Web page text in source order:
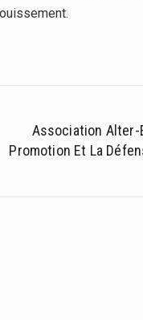
Association Alter-
Promotion Et La